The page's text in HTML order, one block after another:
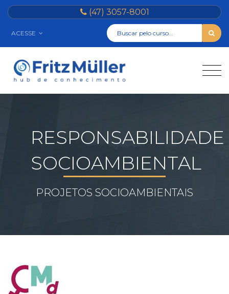
(47) 3057-8001
ACESSE
RESPONSABILIDADE
SOCIOAMBIENTAL
PROJETOS SOCIOAMBIENTAIS